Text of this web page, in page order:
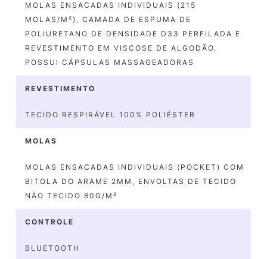
MOLAS ENSACADAS INDIVIDUAIS (215
MOLAS/M²), CAMADA DE ESPUMA DE
POLIURETANO DE DENSIDADE D33 PERFILADA E
REVESTIMENTO EM VISCOSE DE ALGODÃO.
POSSUI CÁPSULAS MASSAGEADORAS
REVESTIMENTO
TECIDO RESPIRÁVEL 100% POLIÉSTER
MOLAS
MOLAS ENSACADAS INDIVIDUAIS (POCKET) COM
BITOLA DO ARAME 2MM, ENVOLTAS DE TECIDO
NÃO TECIDO 80G/M²
CONTROLE
BLUETOOTH